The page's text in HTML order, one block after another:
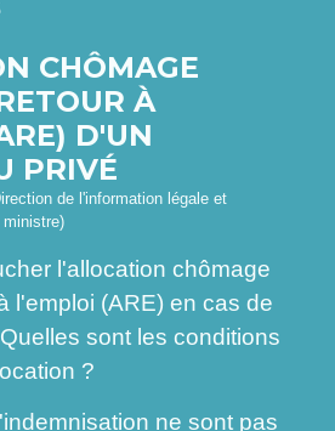
CHÔMAGE
À
D'UN
PRIVÉ
de l'information légale et
l'allocation chômage
l'emploi (ARE) en cas de
sont les conditions
?
ne sont pas